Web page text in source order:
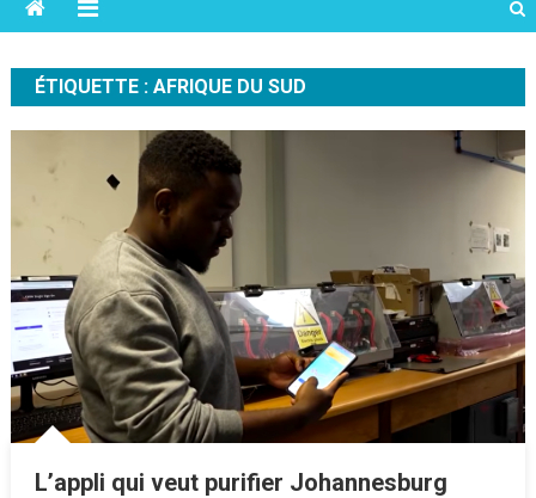
ÉTIQUETTE : AFRIQUE DU SUD
L’appli qui veut purifier Johannesburg